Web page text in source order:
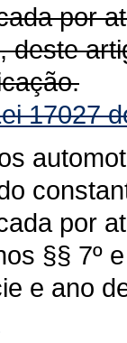
por
deste
17027
por
§§ 7º
e ano